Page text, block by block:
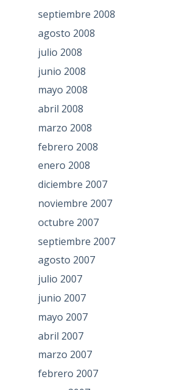
septiembre 2008
agosto 2008
julio 2008
junio 2008
mayo 2008
abril 2008
marzo 2008
febrero 2008
enero 2008
diciembre 2007
noviembre 2007
octubre 2007
septiembre 2007
agosto 2007
julio 2007
junio 2007
mayo 2007
abril 2007
marzo 2007
febrero 2007